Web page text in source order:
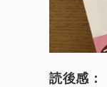
読後感